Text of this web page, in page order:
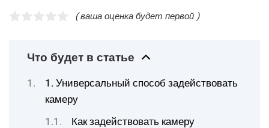
( ваша оценка будет первой )
Что будет в статье
1. Универсальный способ задействовать
камеру
Как задействовать камеру